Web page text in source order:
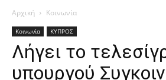
Αρχική Κοινωνία
Κοινωνία ΚΥΠΡΟΣ
Λήγει το
υπουργού